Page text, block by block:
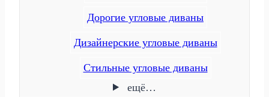
Дорогие угловые диваны
Дизайнерские угловые диваны
Стильные угловые диваны
ещё…